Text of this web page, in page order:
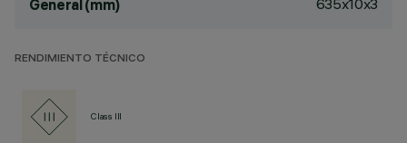
General (mm) 635x10x3
RENDIMIENTO TÉCNICO
Class III